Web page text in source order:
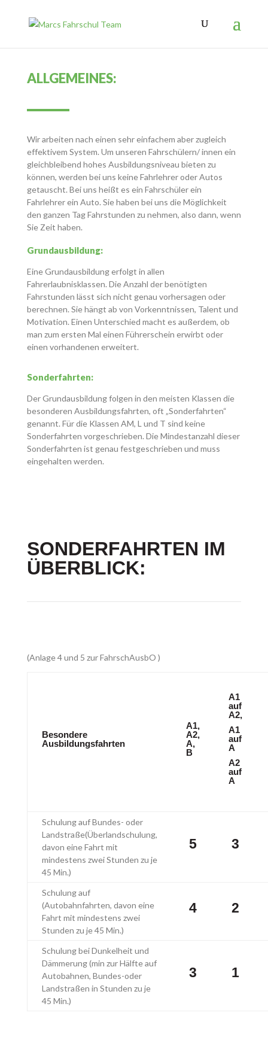
ALLGEMEINES:
Wir arbeiten nach einen sehr einfachem aber zugleich
effektivem System. Um unseren Fahrschülern/ innen ein
gleichbleibend hohes Ausbildungsniveau bieten zu
können, werden bei uns keine Fahrlehrer oder Autos
getauscht. Bei uns heißt es ein Fahrschüler ein
Fahrlehrer ein Auto. Sie haben bei uns die Möglichkeit
den ganzen Tag Fahrstunden zu nehmen, also dann, wenn
Sie Zeit haben.
Grundausbildung:
Eine Grundausbildung erfolgt in allen
Fahrerlaubnisklassen. Die Anzahl der benötigten
Fahrstunden lässt sich nicht genau vorhersagen oder
berechnen. Sie hängt ab von Vorkenntnissen, Talent und
Motivation. Einen Unterschied macht es außerdem, ob
man zum ersten Mal einen Führerschein erwirbt oder
einen vorhandenen erweitert.
Sonderfahrten:
Der Grundausbildung folgen in den meisten Klassen die
besonderen Ausbildungsfahrten, oft „Sonderfahrten“
genannt. Für die Klassen AM, L und T sind keine
Sonderfahrten vorgeschrieben. Die Mindestanzahl dieser
Sonderfahrten ist genau festgeschrieben und muss
eingehalten werden.
SONDERFAHRTEN IM
ÜBERBLICK:
(Anlage 4 und 5 zur FahrschAusbO )
Besondere
Ausbildungsfahrten
A1,
A2,
A,
B
A1
auf
A2,
A1
auf
A
A2
auf
A
Schulung auf Bundes- oder
Landstraße(Überlandschulung,
davon eine Fahrt mit
mindestens zwei Stunden zu je
45 Min.)
5 3
Schulung auf
(Autobahnfahrten, davon eine
Fahrt mit mindestens zwei
Stunden zu je 45 Min.)
4 2
Schulung bei Dunkelheit und
Dämmerung (min zur Hälfte auf
Autobahnen, Bundes-oder
Landstraßen in Stunden zu je
45 Min.)
3 1